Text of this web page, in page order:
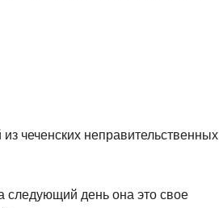
чеченских неправительственных
следующий день она это свое